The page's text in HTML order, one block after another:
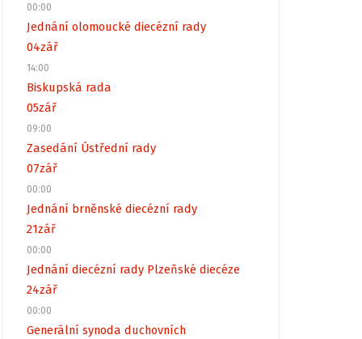
00:00
Jednání olomoucké diecézní rady
04zář
14:00
Biskupská rada
05zář
09:00
Zasedání Ústřední rady
07zář
00:00
Jednání brněnské diecézní rady
21zář
00:00
Jednání diecézní rady Plzeňské diecéze
24zář
00:00
Generální synoda duchovních